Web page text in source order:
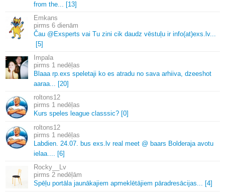
from the... [13]
Emkans
6 dienām
Čau @Exsperts vai Tu zini cik daudz vēstuļu ir info(at)exs. lv...
[5]
Impala
1 nedēļas
Blaaa rp.exs speletaji ko es atradu no sava arhiiva, dzeeshot
aaraa... [20]
roltons12
1 nedēļas
Kurs speles league classsic? [0]
roltons12
1 nedēļas
Labdien. 24.07. bus exs. lv real meet @ baars Bolderaja avotu
ielaa.... [6]
Rocky__Lv
2 nedēļām
Spēļu portāla jaunākajiem apmeklētājiem pāradresācijas... [4]